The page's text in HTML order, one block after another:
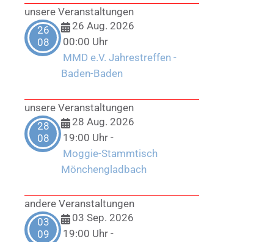
unsere Veranstaltungen
26
08
26 Aug. 2026
00:00 Uhr
MMD e.V. Jahrestreffen -
Baden-Baden
unsere Veranstaltungen
28
08
28 Aug. 2026
19:00 Uhr -
Moggie-Stammtisch
Mönchengladbach
andere Veranstaltungen
03
09
03 Sep. 2026
19:00 Uhr -